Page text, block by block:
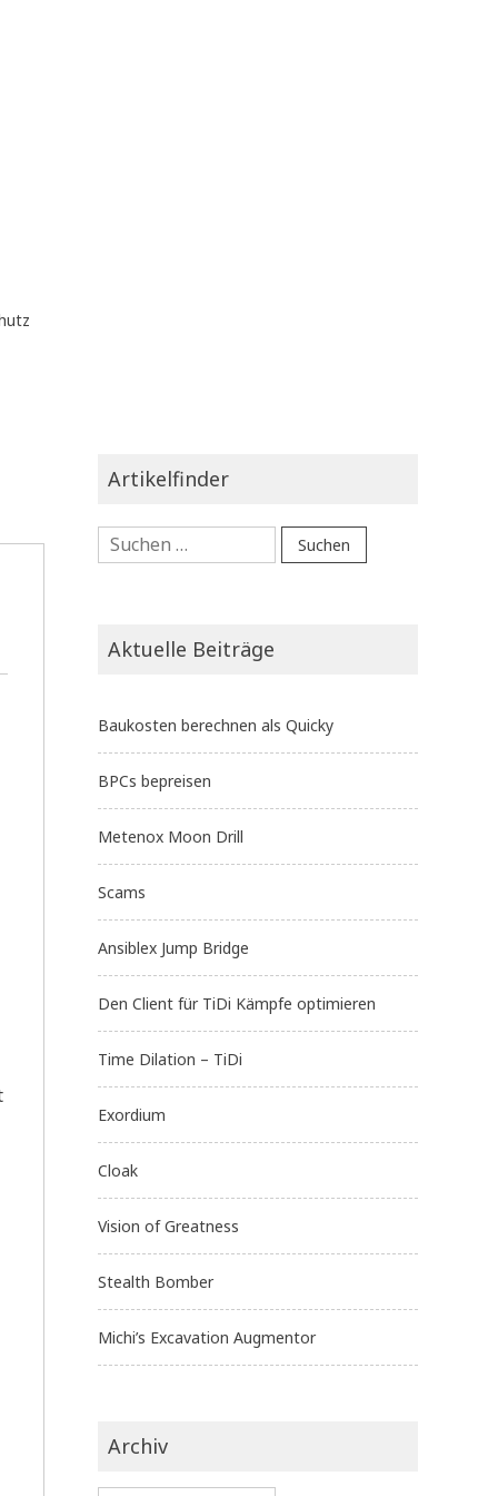
Artikelfinder
Suchen
nach:
Aktuelle Beiträge
Baukosten berechnen als Quicky
BPCs bepreisen
Metenox Moon Drill
Scams
Ansiblex Jump Bridge
Den Client für TiDi Kämpfe optimieren
Time Dilation – TiDi
Exordium
Cloak
Vision of Greatness
Stealth Bomber
Michi’s Excavation Augmentor
Archiv